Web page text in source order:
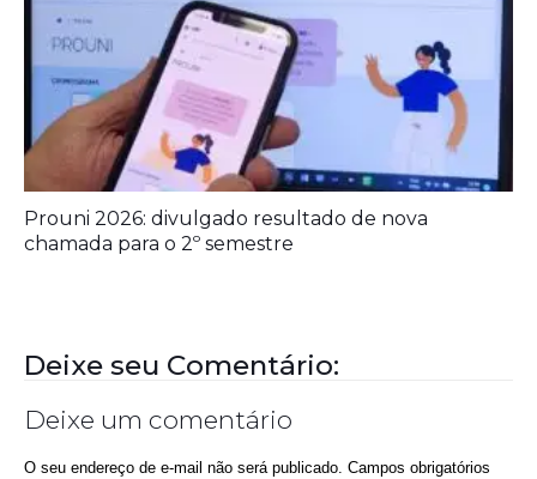
Prouni 2026: divulgado resultado de nova
chamada para o 2º semestre
Deixe seu Comentário:
Deixe um comentário
O seu endereço de e-mail não será publicado. Campos obrigatórios